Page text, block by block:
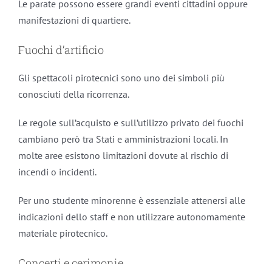
Le parate possono essere grandi eventi cittadini oppure
manifestazioni di quartiere.
Fuochi d’artificio
Gli spettacoli pirotecnici sono uno dei simboli più
conosciuti della ricorrenza.
Le regole sull’acquisto e sull’utilizzo privato dei fuochi
cambiano però tra Stati e amministrazioni locali. In
molte aree esistono limitazioni dovute al rischio di
incendi o incidenti.
Per uno studente minorenne è essenziale attenersi alle
indicazioni dello staff e non utilizzare autonomamente
materiale pirotecnico.